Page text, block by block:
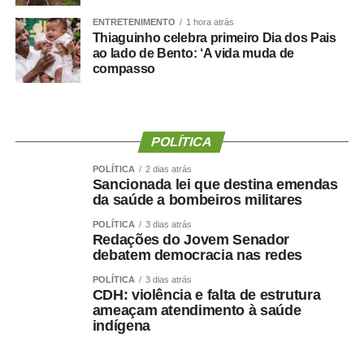
mais relevantes foi a importância da
manual, medida por dinamometria.
Quanto menor a força e quanto maior sua redução ao
longo dos anos ,maior foi o risco observado.
a saúde:Não basta saber quanto peso uma pessoa
força ela conseguiu preservar.
Emagrecer , nem sempre
significa melhorar a saúde ?
Uma perda de peso mal conduzida pode incluir perda
ENTRETENIMENTO 1 hora atrás
Thiaguinho celebra primeiro Dia dos Pais
ao lado de Bento: ‘A vida muda de
compasso
POLÍTICA
POLÍTICA 2 dias atrás
Sancionada lei que destina emendas
da saúde a bombeiros militares
POLÍTICA 3 dias atrás
Redações do Jovem Senador
debatem democracia nas redes
POLÍTICA 3 dias atrás
CDH: violência e falta de estrutura
ameaçam atendimento à saúde
indígena